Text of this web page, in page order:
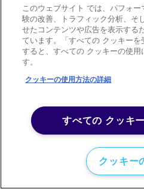
© 2026 アーガス・メ
Privacy policy Trademark
Modern slavery statement
このウェブサイト では、パフォ
験の改善、トラフィック分析、そ
せたコンテンツや広告を表示する
ています。「すべての クッキーを
すると、すべての クッキーの使用
す。
クッキーの使用方法の詳細
すべての クッキ
クッキー